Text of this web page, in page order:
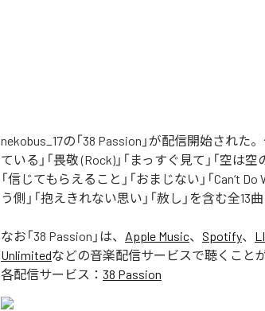
nekobus_17の「38 Passion」が配信開始され
ている」「畏敬 (Rock)」「まっすぐ見て」「空は
「信じてもらえること」「おまじない」「Can‘t
う側」「抱えきれない思い」「赦し」を含む全13
なお「38 Passion 」は、 Apple Music、 Spotify、
Unlimitedなどの音楽配信サービスで聴くこと
各配信サービス： 38 Passion